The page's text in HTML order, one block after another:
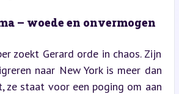
– woede en onvermogen
zoekt Gerard orde in chaos. Zijn
naar New York is meer dan
ze staat voor een poging om aan